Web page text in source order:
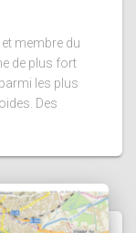
membre du
de plus fort
les plus
Des